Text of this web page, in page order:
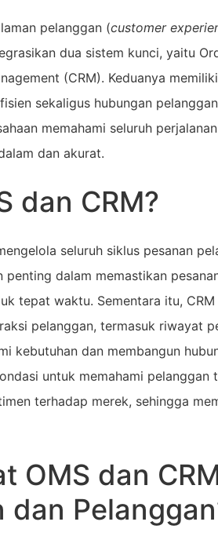
pelanggan (customer
dua sistem kunci, yaitu
(CRM). Keduanya
sekaligus hubungan
memahami seluruh
dan akurat.
dan CRM?
seluruh siklus pesanan
penting dalam memastikan
tepat waktu. Sementara itu,
pelanggan, termasuk riwayat
kebutuhan dan membangun
untuk memahami
terhadap merek, sehingga
OMS dan
dan